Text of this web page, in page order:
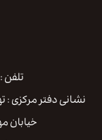
تلفن : ۴۴۰۵۲۴۴۱ ۰۲۱- ۴۴۰۵۲۷۵۸ ۰۲۱
نشانی دفتر مرکزی :
خيابان